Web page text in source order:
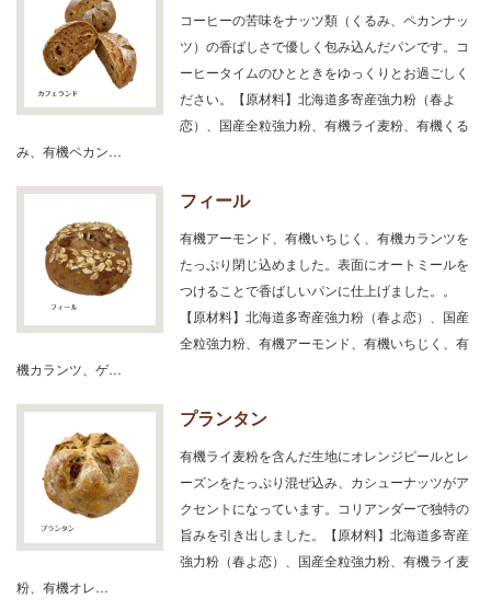
コーヒーの苦味をナッツ類（くるみ、ペカンナッ
ツ）の香ばしさで優しく包み込んだパンです。コ
ーヒータイムのひとときをゆっくりとお過ごしく
ださい。【原材料】北海道多寄産強力粉（春よ
恋）、国産全粒強力粉、有機ライ麦粉、有機くる
み、有機ペカン…
フィール
有機アーモンド、有機いちじく、有機カランツを
たっぷり閉じ込めました。表面にオートミールを
つけることで香ばしいパンに仕上げました。。
【原材料】北海道多寄産強力粉（春よ恋）、国産
全粒強力粉、有機アーモンド、有機いちじく、有
機カランツ、ゲ…
プランタン
有機ライ麦粉を含んだ生地にオレンジピールとレ
ーズンをたっぷり混ぜ込み、カシューナッツがア
クセントになっています。コリアンダーで独特の
旨みを引き出しました。【原材料】北海道多寄産
強力粉（春よ恋）、国産全粒強力粉、有機ライ麦
粉、有機オレ…